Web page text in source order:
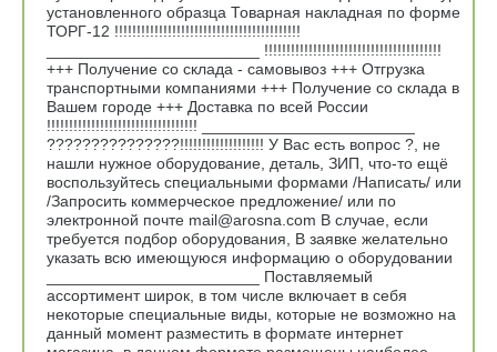
установленного образца Товарная накладная по форме
ТОРГ-12 !!!!!!!!!!!!!!!!!!!!!!!!!!!!!!!!!!!!!!!!!!
________________________ !!!!!!!!!!!!!!!!!!!!!!!!!!!!!!!!!!!!!!!!
+++ Получение со склада - самовывоз +++ Отгрузка
транспортными компаниями +++ Получение со склада в
Вашем городе +++ Доставка по всей России
!!!!!!!!!!!!!!!!!!!!!!!!!!!!!!!!!! ________________________
???????????????!!!!!!!!!!!!!!!!!!! У Вас есть вопрос ?, не
нашли нужное оборудование, деталь, ЗИП, что-то ещё
воспользуйтесь специальными формами /Написать/ или
/Запросить коммерческое предложение/ или по
электронной почте mail@arosna.com В случае, если
требуется подбор оборудования, В заявке желательно
указать всю имеющуюся информацию о оборудовании
________________________ Поставляемый
ассортимент широк, в том числе включает в себя
некоторые специальные виды, которые не возможно на
данный момент разместить в формате интернет